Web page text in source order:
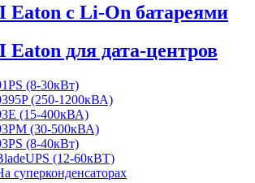
c Li-On батареями
для дата-центров
(8-30кВт)
(250-1200кВА)
(15-400кВА)
(30-500кВА)
(8-40кВт)
(12-60кВТ)
суперконденсаторах